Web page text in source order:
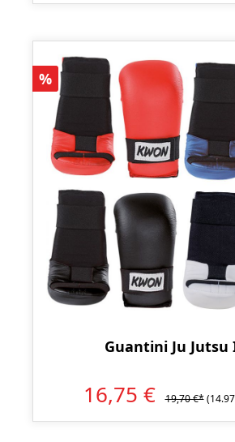
Sconto
%
Guantini Ju Jutsu
16,75 € 19,70 €*